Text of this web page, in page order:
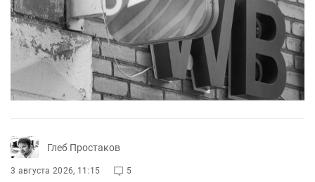
Глеб Простаков
3 августа 2026, 11:15 5